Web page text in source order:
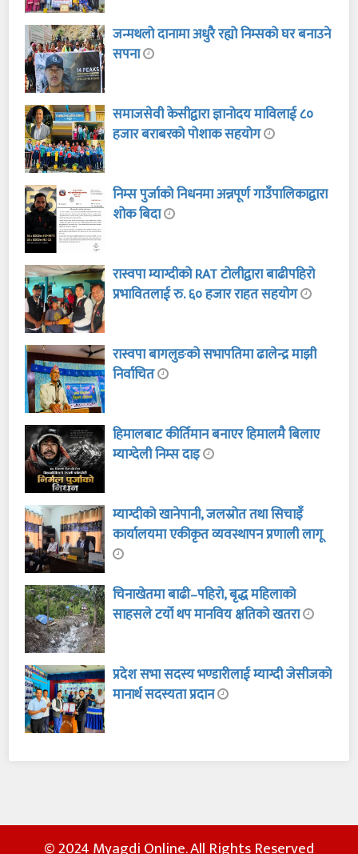
जन्मथलो दानामा अधुरै रह्यो निम्सको घर बनाउने
सपना
समाजसेवी केसीद्वारा ज्ञानोदय माविलाई ८०
हजार बराबरको पोशाक सहयोग
निम्स पुर्जाको निधनमा अन्नपूर्ण गाउँपालिकाद्वारा
शोक बिदा
रास्वपा म्याग्दीको RAT टोलीद्वारा बाढीपहिरो
प्रभावितलाई रु. ६० हजार राहत सहयोग
रास्वपा बागलुङको सभापतिमा ढालेन्द्र माझी
निर्वाचित
हिमालबाट कीर्तिमान बनाएर हिमालमै बिलाए
म्याग्देली निम्स दाइ
म्याग्दीको खानेपानी, जलस्रोत तथा सिचाइँ
कार्यालयमा एकीकृत व्यवस्थापन प्रणाली लागू
चिनाखेतमा बाढी–पहिरो, बृद्ध महिलाको
साहसले टर्यो थप मानविय क्षतिको खतरा
प्रदेश सभा सदस्य भण्डारीलाई म्याग्दी जेसीजको
मानार्थ सदस्यता प्रदान
© 2024 Myagdi Online. All Rights Reserved